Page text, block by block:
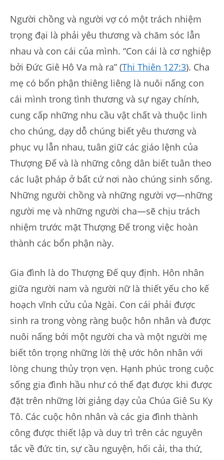
Người chồng và người vợ có một trách nhiệm
trọng đại là phải yêu thương và chăm sóc lẫn
nhau và con cái của mình. “Con cái là cơ nghiệp
bởi Đức Giê Hô Va mà ra” (Thi Thiên 127:3). Cha
mẹ có bổn phận thiêng liêng là nuôi nấng con
cái mình trong tình thương và sự ngay chính,
cung cấp những nhu cầu vật chất và thuộc linh
cho chúng, dạy dỗ chúng biết yêu thương và
phục vụ lẫn nhau, tuân giữ các giáo lệnh của
Thượng Đế và là những công dân biết tuân theo
các luật pháp ở bất cứ nơi nào chúng sinh sống.
Những người chồng và những người vợ—những
người mẹ và những người cha—sẽ chịu trách
nhiệm trước mặt Thượng Đế trong việc hoàn
thành các bổn phận này.
Gia đình là do Thượng Đế quy định. Hôn nhân
giữa người nam và người nữ là thiết yếu cho kế
hoạch vĩnh cửu của Ngài. Con cái phải được
sinh ra trong vòng ràng buộc hôn nhân và được
nuôi nấng bởi một người cha và một người mẹ
biết tôn trọng những lời thệ ước hôn nhân với
lòng chung thủy trọn vẹn. Hạnh phúc trong cuộc
sống gia đình hầu như có thể đạt được khi được
đặt trên những lời giảng dạy của Chúa Giê Su Ky
Tô. Các cuộc hôn nhân và các gia đình thành
công được thiết lập và duy trì trên các nguyên
tắc về đức tin, sự cầu nguyện, hối cải, tha thứ,